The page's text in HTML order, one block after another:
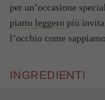
per un’occasione
piatto leggero più
l’occhio come
INGREDIENTI